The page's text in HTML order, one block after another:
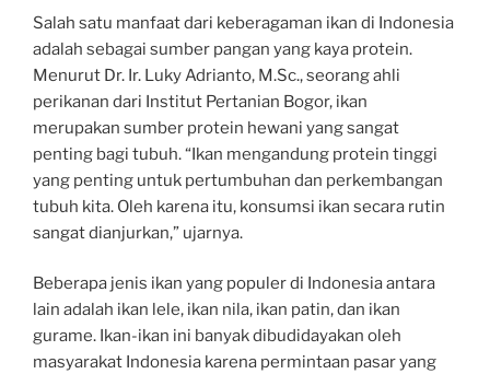
Salah satu manfaat dari keberagaman ikan di Indonesia
adalah sebagai sumber pangan yang kaya protein.
Menurut Dr. Ir. Luky Adrianto, M.Sc., seorang ahli
perikanan dari Institut Pertanian Bogor, ikan
merupakan sumber protein hewani yang sangat
penting bagi tubuh. “Ikan mengandung protein tinggi
yang penting untuk pertumbuhan dan perkembangan
tubuh kita. Oleh karena itu, konsumsi ikan secara rutin
sangat dianjurkan,” ujarnya.
Beberapa jenis ikan yang populer di Indonesia antara
lain adalah ikan lele, ikan nila, ikan patin, dan ikan
gurame. Ikan-ikan ini banyak dibudidayakan oleh
masyarakat Indonesia karena permintaan pasar yang